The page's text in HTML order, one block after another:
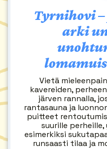
Tyrnihovi
arki
Vietä
kavereiden,
järven rannalla,
rantasauna ja
puitteet
suurille
esimerkiksi
runsaasti tilaa ja